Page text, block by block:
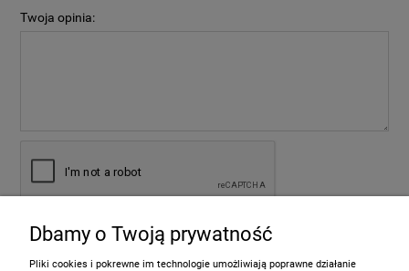
Twoja opinia:
Dbamy o Twoją prywatność
Pliki cookies i pokrewne im technologie umożliwiają poprawne działanie